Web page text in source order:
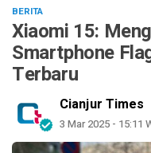
BERITA
Xiaomi 15:
Smartphone
Terbaru
Cianjur Times
3 Mar 2025 - 15:11